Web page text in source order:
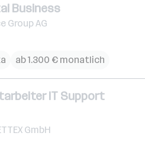
Business
Group AG
ab 1.300 € monatlich
IT Support
GmbH